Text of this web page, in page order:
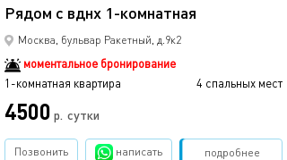
Рядом с вднх 1-комнатная
Москва, бульвар Ракетный, д.9к2
моментальное бронирование
1-комнатная квартира
4 спальных мест
4500 р. сутки
подробнее
Позвонить написать Забронировать